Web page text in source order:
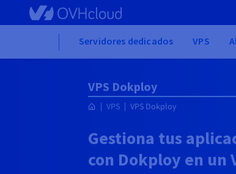
Skip to main content
Servidores dedicados VPS
VPS Dokploy
VPS VPS Dokploy
Gestiona tus
con Dokploy en un